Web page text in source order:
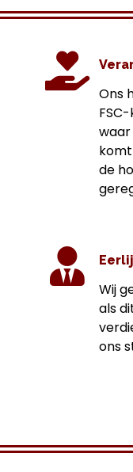
Ons
de
Wij
als
ons